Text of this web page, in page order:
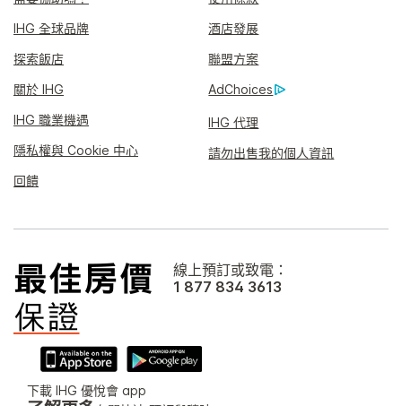
IHG 全球品牌
酒店發展
探索飯店
聯盟方案
關於 IHG
AdChoices
IHG 職業機遇
IHG 代理
隱私權與 Cookie 中心
請勿出售我的個人資訊
回饋
線上預訂或致電：
1 877 834 3613
下載 IHG 優悅會 app